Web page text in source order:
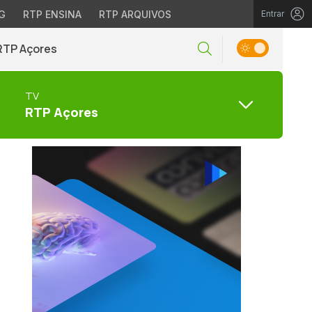
RTP ENSINA RTP ARQUIVOS Entrar
Açores
TV
RTP Açores